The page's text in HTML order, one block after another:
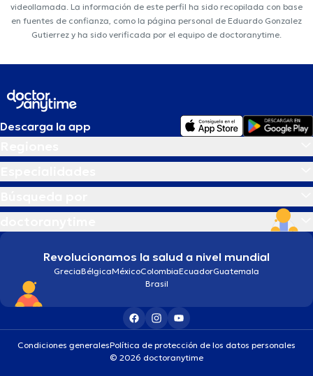
videollamada. La información de este perfil ha sido recopilada con base
en fuentes de confianza, como la página personal de Eduardo Gonzalez
Gutierrez y ha sido verificada por el equipo de doctoranytime.
Descarga la app
Revolucionamos la salud a nivel mundial
GreciaBélgicaMéxicoColombiaEcuadorGuatemala
Brasil
Condiciones generalesPolítica de protección de los datos personales
© 2026 doctoranytime